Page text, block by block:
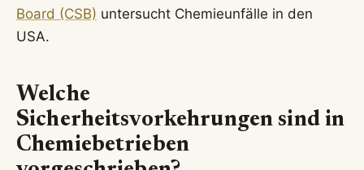
Board (CSB) untersucht Chemieunfälle in den
USA.
Welche
Sicherheitsvorkehrungen sind in
Chemiebetrieben